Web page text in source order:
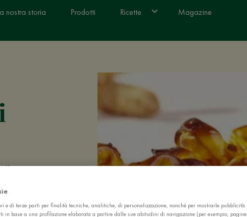
nostra storia Prodotti Ricette Magazine
se
la
e di terze parti per finalità tecniche, analitiche, di personalizzazione, nonché per mostrarle pubblicità
in base a una profilazione elaborata a partire dalle sue abitudini di navigazione (per esempio, pagine